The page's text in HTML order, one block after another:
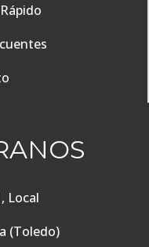
Local
(Toledo)